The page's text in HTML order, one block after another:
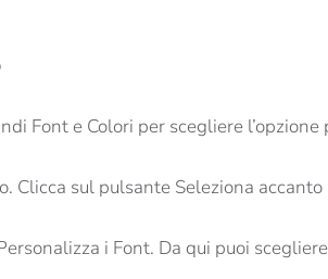
Font e Colori per scegliere l’opzione
Clicca sul pulsante Seleziona
i Font. Da qui puoi